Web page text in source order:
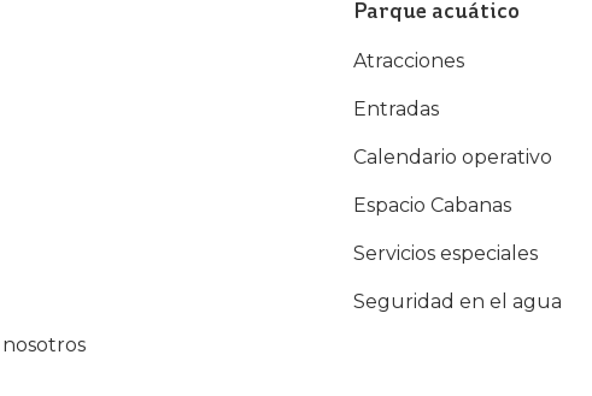
Parque acuático
Atracciones
Entradas
Calendario operativo
Espacio Cabanas
Servicios especiales
Seguridad en el agua